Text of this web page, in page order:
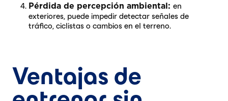
Pérdida de percepción ambiental: en
exteriores, puede impedir detectar señales de
tráfico, ciclistas o cambios en el terreno.
Ventajas de